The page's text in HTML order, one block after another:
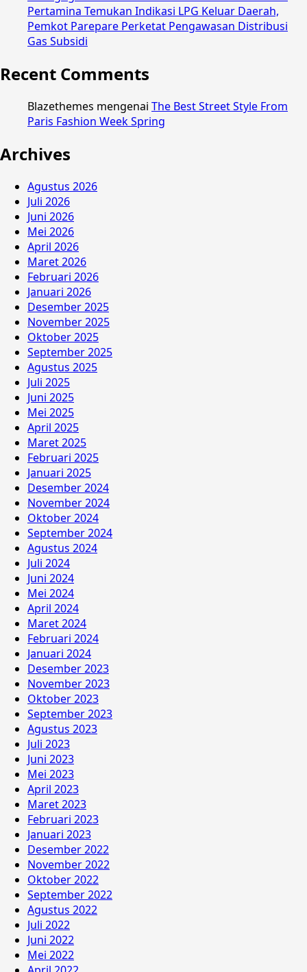
Pertamina Temukan Indikasi LPG Keluar Daerah,
Pemkot Parepare Perketat Pengawasan Distribusi
Gas Subsidi
Recent Comments
Blazethemes mengenai The Best Street Style From
Paris Fashion Week Spring
Archives
Agustus 2026
Juli 2026
Juni 2026
Mei 2026
April 2026
Maret 2026
Februari 2026
Januari 2026
Desember 2025
November 2025
Oktober 2025
September 2025
Agustus 2025
Juli 2025
Juni 2025
Mei 2025
April 2025
Maret 2025
Februari 2025
Januari 2025
Desember 2024
November 2024
Oktober 2024
September 2024
Agustus 2024
Juli 2024
Juni 2024
Mei 2024
April 2024
Maret 2024
Februari 2024
Januari 2024
Desember 2023
November 2023
Oktober 2023
September 2023
Agustus 2023
Juli 2023
Juni 2023
Mei 2023
April 2023
Maret 2023
Februari 2023
Januari 2023
Desember 2022
November 2022
Oktober 2022
September 2022
Agustus 2022
Juli 2022
Juni 2022
Mei 2022